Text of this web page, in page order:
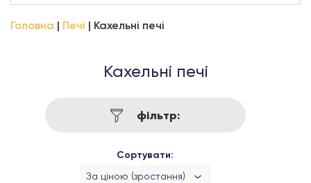
Головна Печі Кахельні печі
Кахельні печі
фільтр:
Сортувати:
За ціною (зростання)